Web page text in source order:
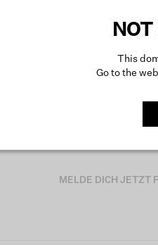
MELDE DICH JETZT
This
Go to the